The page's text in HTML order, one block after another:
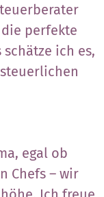
perfekte
ich es,
egal ob
Chefs – wir